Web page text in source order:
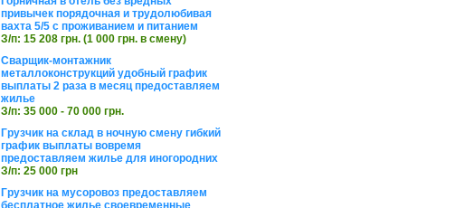
привычек порядочная и трудолюбивая
вахта 5/5 с проживанием и питанием
З/п: 15 208 грн. (1 000 грн. в смену)
Сварщик-монтажник
металлоконструкций удобный график
выплаты 2 раза в месяц предоставляем
жилье
З/п: 35 000 - 70 000 грн.
Грузчик на склад в ночную смену гибкий
график выплаты вовремя
предоставляем жилье для иногородних
З/п: 25 000 грн
Грузчик на мусоровоз предоставляем
бесплатное жилье своевременные